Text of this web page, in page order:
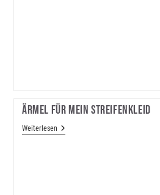
Ärmel Für Mein Streifenkleid
WeiterlesenÄrmel